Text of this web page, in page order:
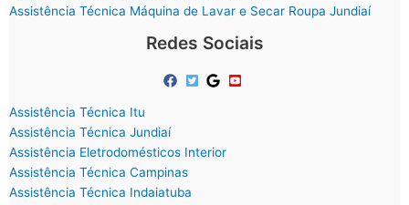
Assistência Técnica Máquina de Lavar e Secar Roupa Jundiaí
Redes Sociais
Assistência Técnica Itu
Assistência Técnica Jundiaí
Assistência Eletrodomésticos Interior
Assistência Técnica Campinas
Assistência Técnica Indaiatuba